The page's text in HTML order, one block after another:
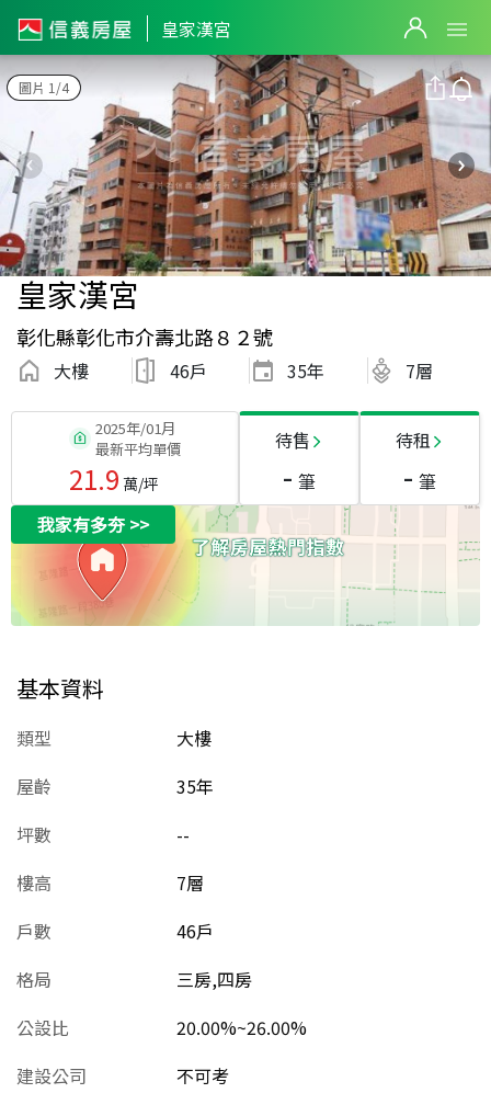
皇家漢宮
圖片 1/4
皇家漢宮
彰化縣彰化市介壽北路８２號
大樓 46戶 35年 7層
2025年/01月
最新平均單價
21.9 萬/坪
待售
- 筆
待租
- 筆
我家有多夯>>
基本資料
類型
大樓
屋齡
35年
坪數
--
樓高
7層
戶數
46戶
格局
三房,四房
公設比
20.00%~26.00%
建設公司
不可考